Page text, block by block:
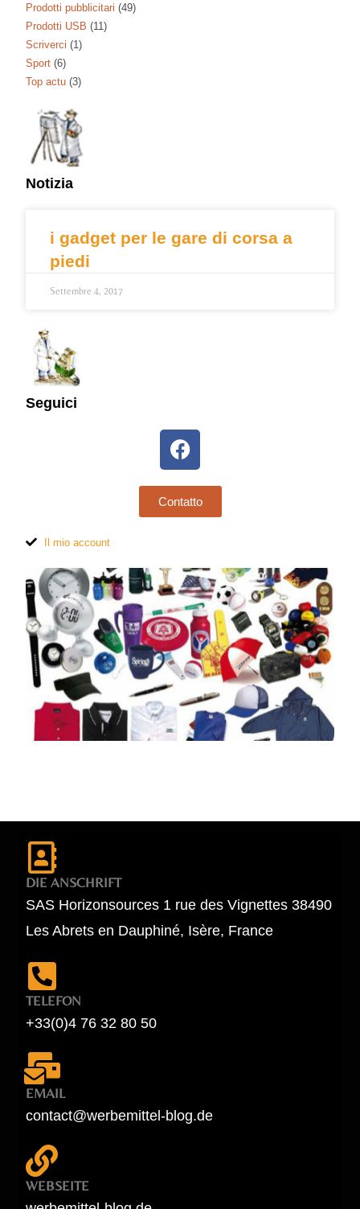
Prodotti pubblicitari (49)
Prodotti USB (11)
Scriverci (1)
Sport (6)
Top actu (3)
Notizia
i gadget per le gare di corsa a
piedi
Settembre 4, 2017
Seguici
Contatto
Il mio account
DIE ANSCHRIFT
SAS Horizonsources 1 rue des Vignettes 38490
Les Abrets en Dauphiné, Isère, France
TELEFON
+33(0)4 76 32 80 50
EMAIL
contact@werbemittel-blog.de
WEBSEITE